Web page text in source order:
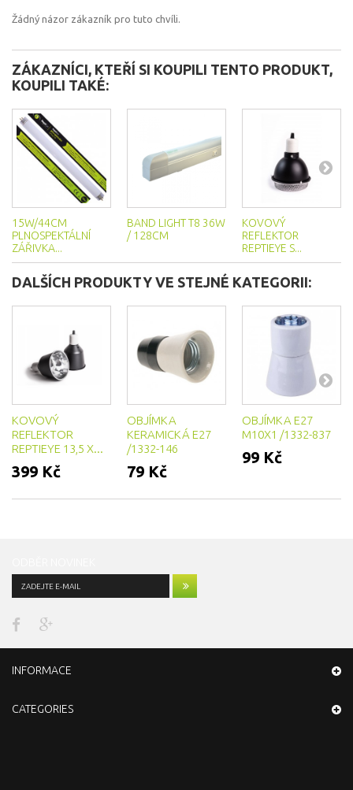
Žádný názor zákazník pro tuto chvíli.
ZÁKAZNÍCI, KTEŘÍ SI KOUPILI TENTO PRODUKT,
KOUPILI TAKÉ:
15W/44CM
PLNOSPEKTÁLNÍ
ZÁŘIVKA...
BAND LIGHT T8 36W
/ 128CM
KOVOVÝ
REFLEKTOR
REPTIEYE S...
DALŠÍCH PRODUKTY VE STEJNÉ KATEGORII:
KOVOVÝ
REFLEKTOR
REPTIEYE 13,5 X...
399 Kč
OBJÍMKA
KERAMICKÁ E27
/1332-146
79 Kč
OBJÍMKA E27
M10X1 /1332-837
99 Kč
INFORMACE
CATEGORIES